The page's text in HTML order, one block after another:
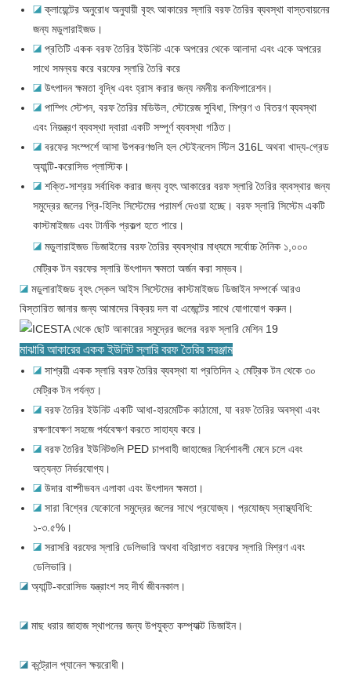
◪ক্লায়েন্টের অনুরোধ অনুযায়ী বৃহৎ আকারের স্লারি বরফ তৈরির ব্যবস্থা বাস্তবায়নের
জন্য মডুলারাইজড।
◪প্রতিটি একক বরফ তৈরির ইউনিট একে অপরের থেকে আলাদা এবং একে অপরের
সাথে সমন্বয় করে বরফের স্লারি তৈরি করে
◪উৎপাদন ক্ষমতা বৃদ্ধি এবং হ্রাস করার জন্য নমনীয় কনফিগারেশন।
◪পাম্পিং স্টেশন, বরফ তৈরির মডিউল, স্টোরেজ সুবিধা, মিশ্রণ ও বিতরণ ব্যবস্থা
এবং নিয়ন্ত্রণ ব্যবস্থা দ্বারা একটি সম্পূর্ণ ব্যবস্থা গঠিত।
◪বরফের সংস্পর্শে আসা উপকরণগুলি হল স্টেইনলেস স্টিল 316L অথবা খাদ্য-গ্রেড
অ্যান্টি-করোসিভ প্লাস্টিক।
◪শক্তি-সাশ্রয় সর্বাধিক করার জন্য বৃহৎ আকারের বরফ স্লারি তৈরির ব্যবস্থার জন্য
সমুদ্রের জলের প্রি-হিলিং সিস্টেমের পরামর্শ দেওয়া হচ্ছে। বরফ স্লারি সিস্টেম একটি
কাস্টমাইজড এবং টার্নকি প্রকল্প হতে পারে।
◪ মডুলারাইজড ডিজাইনের বরফ তৈরির ব্যবস্থার মাধ্যমে সর্বোচ্চ দৈনিক ১,০০০
মেট্রিক টন বরফের স্লারি উৎপাদন ক্ষমতা অর্জন করা সম্ভব।
◪ মডুলারাইজড বৃহৎ স্কেল আইস সিস্টেমের কাস্টমাইজড ডিজাইন সম্পর্কে আরও
বিস্তারিত জানার জন্য আমাদের বিক্রয় দল বা এজেন্টের সাথে যোগাযোগ করুন।
মাঝারি আকারের একক ইউনিট স্লারি বরফ তৈরির সরঞ্জাম
◪সাশ্রয়ী একক স্লারি বরফ তৈরির ব্যবস্থা যা প্রতিদিন ২ মেট্রিক টন থেকে ৩০
মেট্রিক টন পর্যন্ত।
◪বরফ তৈরির ইউনিট একটি আধা-হারমেটিক কাঠামো, যা বরফ তৈরির অবস্থা এবং
রক্ষণাবেক্ষণ সহজে পর্যবেক্ষণ করতে সাহায্য করে।
◪বরফ তৈরির ইউনিটগুলি PED চাপবাহী জাহাজের নির্দেশাবলী মেনে চলে এবং
অত্যন্ত নির্ভরযোগ্য।
◪উদার বাষ্পীভবন এলাকা এবং উৎপাদন ক্ষমতা।
◪সারা বিশ্বের যেকোনো সমুদ্রের জলের সাথে প্রযোজ্য। প্রযোজ্য স্বাস্থ্যবিধি:
১-৩.৫%।
◪ সরাসরি বরফের স্লারি ডেলিভারি অথবা বহিরাগত বরফের স্লারি মিশ্রণ এবং
ডেলিভারি।
◪ অ্যান্টি-করোসিভ যন্ত্রাংশ সহ দীর্ঘ জীবনকাল।
◪ মাছ ধরার জাহাজ স্থাপনের জন্য উপযুক্ত কম্প্যাক্ট ডিজাইন।
◪ কন্ট্রোল প্যানেল ক্ষয়রোধী।